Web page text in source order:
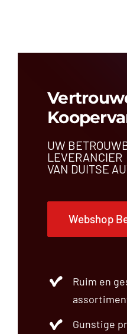
UW
LEVERANCIER
VAN DUITSE
Webshop
Ruim en
Gunstige